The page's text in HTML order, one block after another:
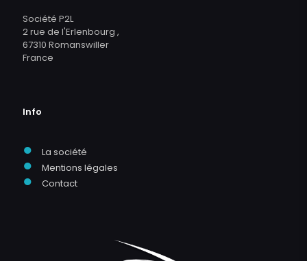
Société P2L
2 rue de l'Erlenbourg ,
67310 Romanswiller
France
Info
● La société
● Mentions légales
● Contact